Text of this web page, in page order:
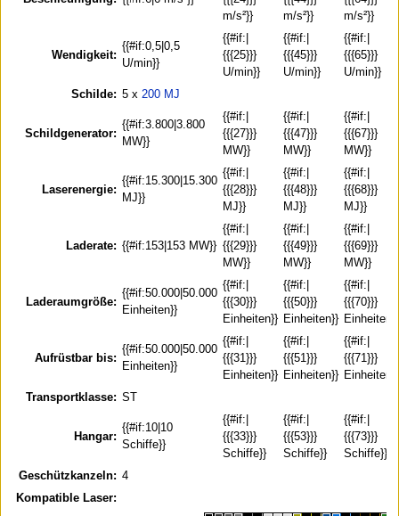
m/s²}}
m/s²}}
m/s²}}
Wendigkeit:
{{#if:0,5|0,5
U/min}}
{{#if:|
{{{25}}}
U/min}}
{{#if:|
{{{45}}}
U/min}}
{{#if:|
{{{65}}}
U/min}}
Schilde: 5 x 200 MJ
Schildgenerator:
{{#if:3.800|3.800
MW}}
{{#if:|
{{{27}}}
MW}}
{{#if:|
{{{47}}}
MW}}
{{#if:|
{{{67}}}
MW}}
Laserenergie:
{{#if:15.300|15.300
MJ}}
{{#if:|
{{{28}}}
MJ}}
{{#if:|
{{{48}}}
MJ}}
{{#if:|
{{{68}}}
MJ}}
Laderate: {{#if:153|153 MW}}
{{#if:|
{{{29}}}
MW}}
{{#if:|
{{{49}}}
MW}}
{{#if:|
{{{69}}}
MW}}
Laderaumgröße:
{{#if:50.000|50.000
Einheiten}}
{{#if:|
{{{30}}}
Einheiten}}
{{#if:|
{{{50}}}
Einheiten}}
{{#if:|
{{{70}}}
Einheiten}}
Aufrüstbar bis:
{{#if:50.000|50.000
Einheiten}}
{{#if:|
{{{31}}}
Einheiten}}
{{#if:|
{{{51}}}
Einheiten}}
{{#if:|
{{{71}}}
Einheiten}}
Transportklasse: ST
Hangar:
{{#if:10|10
Schiffe}}
{{#if:|
{{{33}}}
Schiffe}}
{{#if:|
{{{53}}}
Schiffe}}
{{#if:|
{{{73}}}
Schiffe}}
Geschützkanzeln: 4
Kompatible Laser: